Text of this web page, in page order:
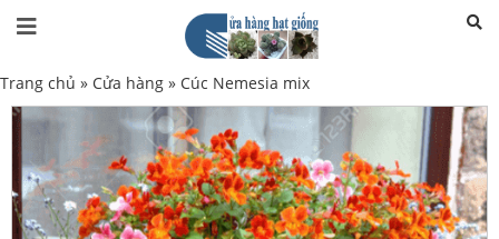
Trang chủ » Cửa hàng » Cúc Nemesia mix